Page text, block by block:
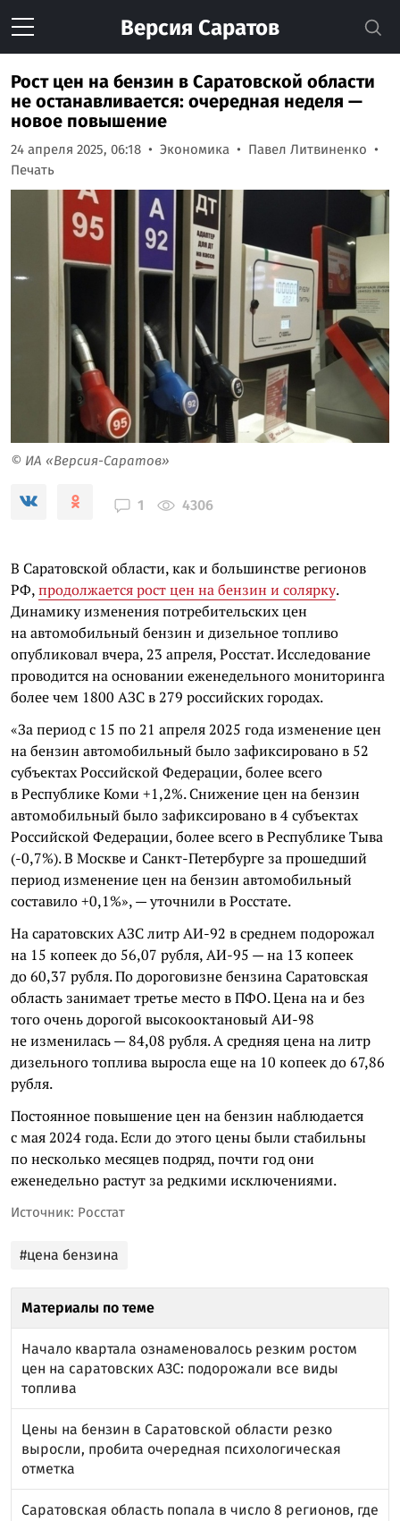
Версия Саратов
Рост цен на бензин в Саратовской области
не останавливается: очередная неделя —
новое повышение
24 апреля 2025, 06:18 Экономика
Павел Литвиненко
Печать
© ИА «Версия-Саратов»
1 4306
В Саратовской области, как и большинстве регионов
РФ,продолжается рост цен на бензин и солярку.
Динамику изменения потребительских цен
на автомобильный бензин и дизельное топливо
опубликовал вчера, 23 апреля, Росстат. Исследование
проводится на основании еженедельного мониторинга
более чем 1800 АЗС в 279 российских городах.
«За период с 15 по 21 апреля 2025 года изменение цен
на бензин автомобильный было зафиксировано в 52
субъектах Российской Федерации, более всего
в Республике Коми +1,2%. Снижение цен на бензин
автомобильный было зафиксировано в 4 субъектах
Российской Федерации, более всего в Республике Тыва
(-0,7%). В Москве и Санкт-Петербурге за прошедший
период изменение цен на бензин автомобильный
составило +0,1%», — уточнили в Росстате.
На саратовских АЗС литр АИ-92 в среднем подорожал
на 15 копеек до 56,07 рубля, АИ-95 — на 13 копеек
до 60,37 рубля. По дороговизне бензина Саратовская
область занимает третье место в ПФО. Цена на и без
того очень дорогой высокооктановый АИ-98
не изменилась — 84,08 рубля. А средняя цена на литр
дизельного топлива выросла еще на 10 копеек до 67,86
рубля.
Постоянное повышение цен на бензин наблюдается
с мая 2024 года. Если до этого цены были стабильны
по несколько месяцев подряд, почти год они
еженедельно растут за редкими исключениями.
Источник: Росстат
#цена бензина
Материалы по теме
Начало квартала ознаменовалось резким ростом
цен на саратовских АЗС: подорожали все виды
топлива
Цены на бензин в Саратовской области резко
выросли, пробита очередная психологическая
отметка
Саратовская область попала в число 8 регионов, где